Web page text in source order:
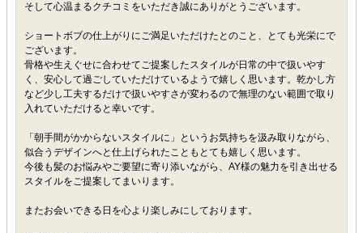
そして心温まるクチコミをいただき誠にありがとうございます。
ショートボブの仕上がりにご満足いただけたとのこと、とても光栄にで
ございます。
骨格や生えぐせに合わせてご提案したスタイルが日常の中で扱いやす
く、安心して過ごしていただけているようで嬉しく思います。乾かし方
など少し工夫するだけで扱いやすさが変わるので無理のない範囲で取り
入れていただけると幸いです。
「朝手間がかからないスタイルに」というお気持ちを汲み取りながら、
似合うデザインへと仕上げられたこともとても嬉しく思います。
今後も髪のお悩みやご要望に寄り添いながら、AY様の魅力を引き出せる
スタイルをご提案してまいります。
またお会いできる日を心より楽しみにしております。